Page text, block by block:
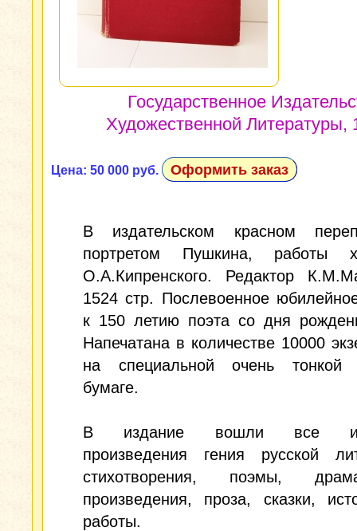
Государственное
Художественной Литературы,
Цена: 50 000 руб. Оформить заказ
В издательском красном
портретом Пушкина, работы
О.А.Кипренского. Редактор
1524 стр. Послевоенное
к 150 летию поэта со дня
Напечатана в количестве 10000
на специальной очень тонкой
бумаге.
В издание вошли все
произведения гения русской
стихотворения, поэмы,
произведения, проза, сказки,
работы.